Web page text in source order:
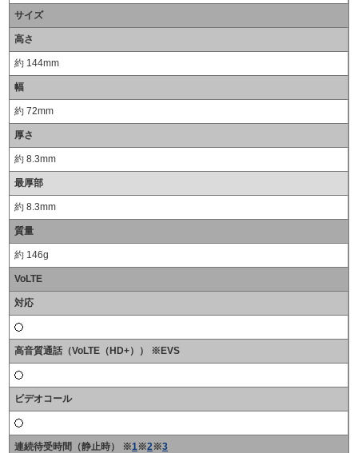
サイズ
高さ
約 144mm
幅
約 72mm
厚さ
約 8.3mm
最厚部
約 8.3mm
質量
約 146g
VoLTE
対応
高音質通話（VoLTE（HD+）） ※EVS
ビデオコール
連続待受時間（静止時） ※1※2※3